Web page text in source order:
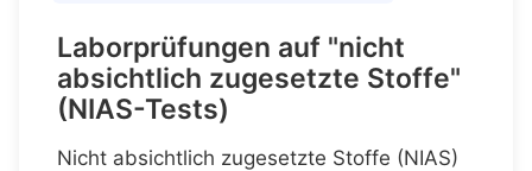
Laborprüfungen auf "nicht
absichtlich zugesetzte Stoffe"
(NIAS-Tests)
Nicht absichtlich zugesetzte Stoffe (NIAS)